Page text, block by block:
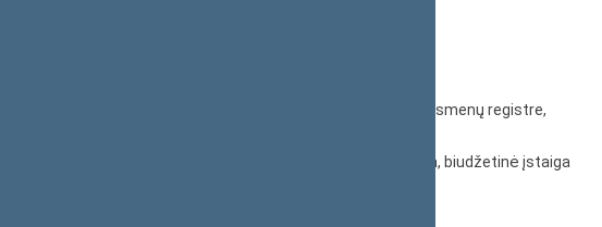
Duomenys kaupiami ir saugomi Juridinių asmenų registre,
© Lietuvos Respublikos Seimo kanceliarija, biudžetinė įstaiga